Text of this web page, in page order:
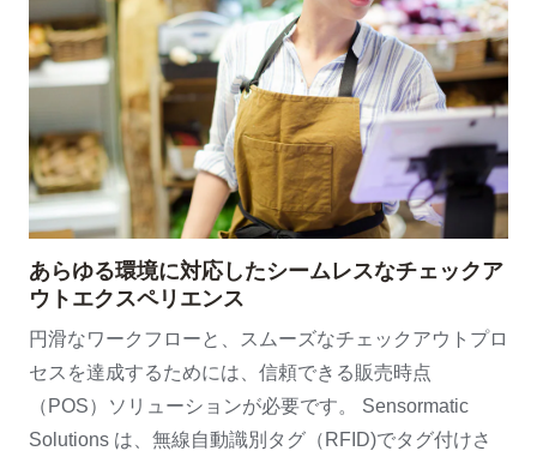
あらゆる環境に対応したシームレスなチェックア
ウトエクスペリエンス
円滑なワークフローと、スムーズなチェックアウトプロ
セスを達成するためには、信頼できる販売時点
（POS）ソリューションが必要です。 Sensormatic
Solutions は、無線自動識別タグ（RFID)でタグ付けさ